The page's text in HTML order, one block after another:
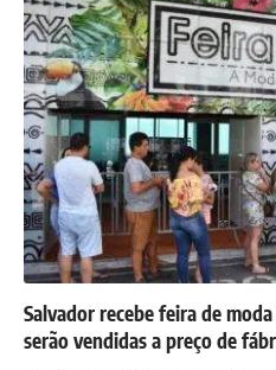
Salvador recebe feira de
serão vendidas a preço de